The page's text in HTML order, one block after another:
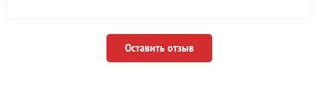
Оставить отзыв